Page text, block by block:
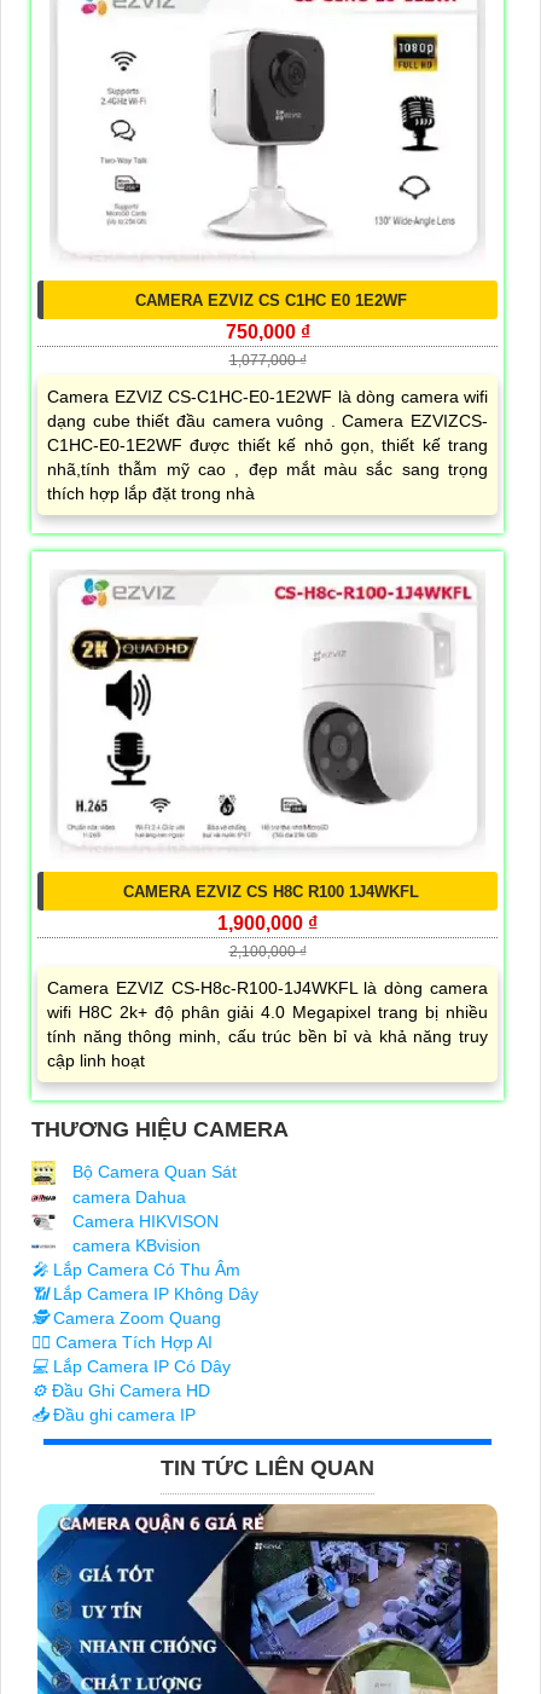
CAMERA EZVIZ CS C1HC E0 1E2WF
750,000 ₫
1,077,000 ₫
Camera EZVIZ CS-C1HC-E0-1E2WF là dòng camera wifi
dạng cube thiết đầu camera vuông . Camera EZVIZCS-
C1HC-E0-1E2WF được thiết kế nhỏ gọn, thiết kế trang
nhã,tính thẫm mỹ cao , đẹp mắt màu sắc sang trọng
thích hợp lắp đặt trong nhà
CAMERA EZVIZ CS H8C R100 1J4WKFL
1,900,000 ₫
2,100,000 ₫
Camera EZVIZ CS-H8c-R100-1J4WKFL là dòng camera
wifi H8C 2k+ độ phân giải 4.0 Megapixel trang bị nhiều
tính năng thông minh, cấu trúc bền bỉ và khả năng truy
cập linh hoạt
THƯƠNG HIỆU CAMERA
Bộ Camera Quan Sát
camera Dahua
Camera HIKVISON
camera KBvision
️🎤️ Lắp Camera Có Thu Âm
📶Lắp Camera IP Không Dây
🕵️Camera Zoom Quang
🧛‍♀️ Camera Tích Hợp AI
💻 Lắp Camera IP Có Dây
⚙️ Đầu Ghi Camera HD
📥Đầu ghi camera IP
TIN TỨC LIÊN QUAN